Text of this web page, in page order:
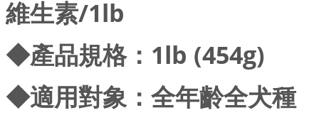
維生素/1lb
◆產品規格：1lb (454g)
◆適用對象：全年齡全犬種